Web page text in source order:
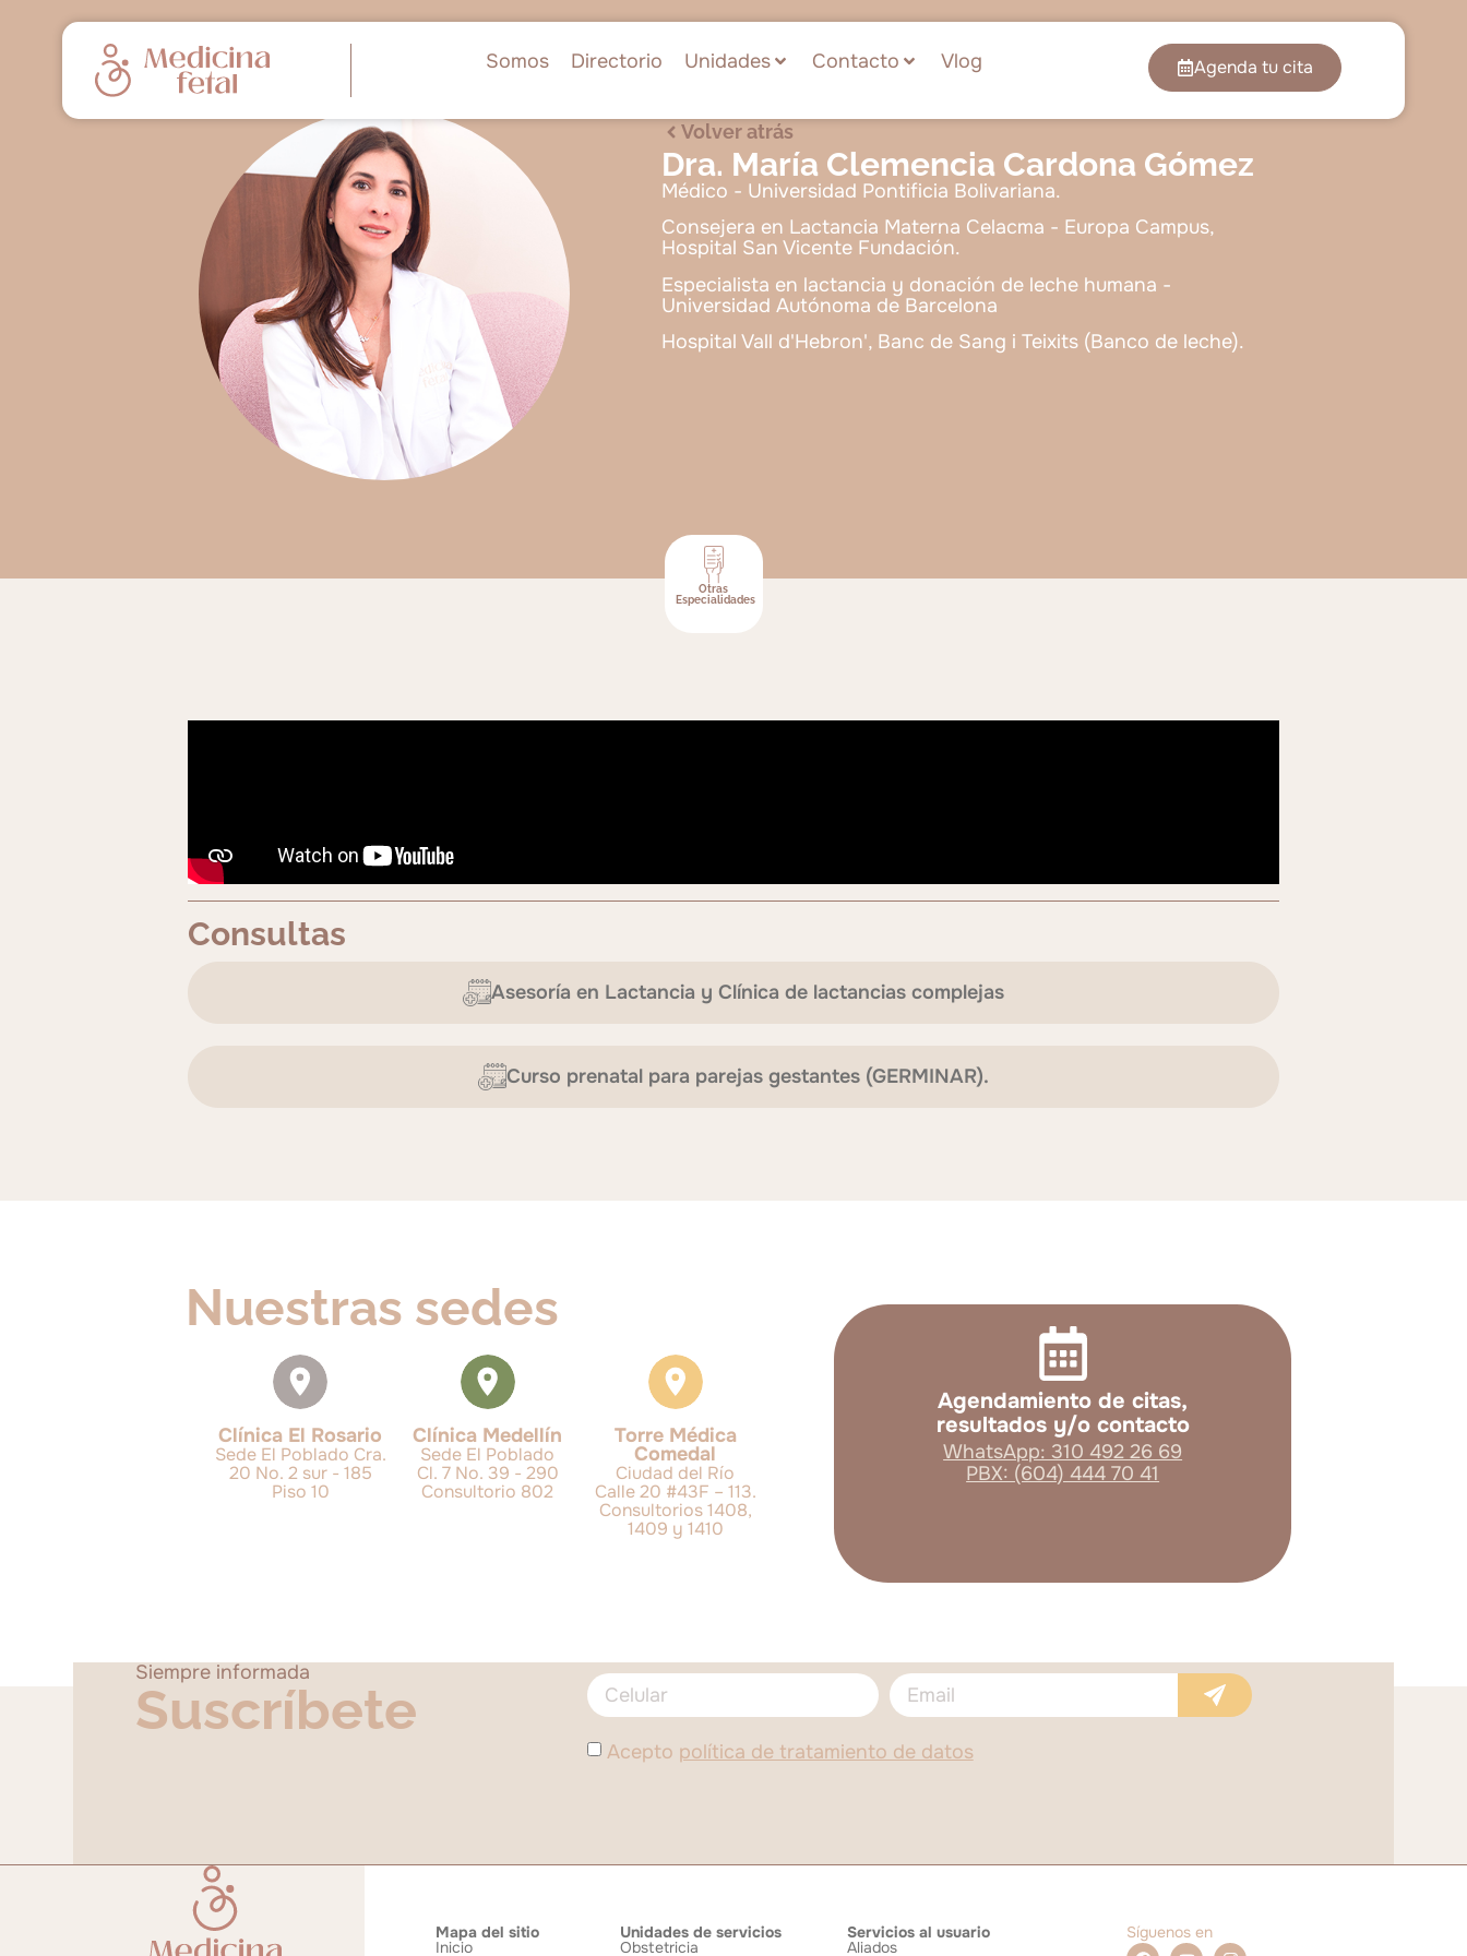
Somos Directorio Unidades Contacto Vlog Agenda tu cita
Volver atrás
Dra. María Clemencia Cardona Gómez
Médico - Universidad Pontificia Bolivariana.
Consejera en Lactancia Materna Celacma - Europa Campus,
Hospital San Vicente Fundación.
Especialista en lactancia y donación de leche humana -
Universidad Autónoma de Barcelona
Hospital Vall d'Hebron', Banc de Sang i Teixits (Banco de leche).
Otras
Especialidades
Consultas
Asesoría en Lactancia y Clínica de lactancias complejas
Curso prenatal para parejas gestantes (GERMINAR).
Nuestras sedes
Clínica El Rosario
Sede El Poblado Cra.
20 No. 2 sur - 185
Piso 10
Clínica Medellín
Sede El Poblado
Cl. 7 No. 39 - 290
Consultorio 802
Torre Médica
Comedal
Ciudad del Río
Calle 20 #43F – 113.
Consultorios 1408,
1409 y 1410
Agendamiento de citas,
resultados y/o contacto
WhatsApp: 310 492 26 69
PBX: (604) 444 70 41
Siempre informada
Suscríbete
Acepto política de tratamiento de datos
Mapa del sitio
Inicio
Unidades de servicios
Obstetricia
Servicios al usuario
Aliados
Síguenos en